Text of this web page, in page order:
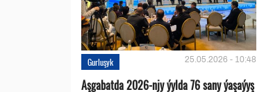
Gurluşyk 25.05.2026 - 10:48
Aşgabatda 2026-njy ýylda 76 sany ýaşaýyş